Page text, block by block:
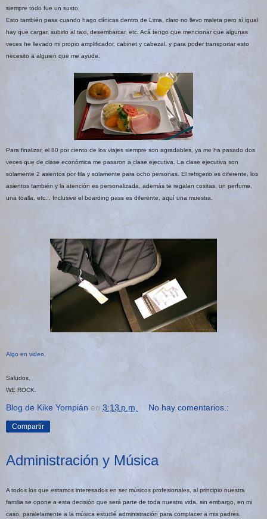
siempre todo fue un susto.
Esto también pasa cuando hago clínicas dentro de Lima, claro no llevo maleta pero sí igual
hay que cargar, subirlo al taxi, desembarcar, etc. Acá tengo que mencionar que algunas
veces he llevado mi propio amplificador, cabinet y cabezal, y para poder transportar esto
necesito a alguien que me ayude.
Para finalizar, el 80 por ciento de los viajes siempre son agradables, ya me ha pasado dos
veces que de clase económica me pasaron a clase ejecutiva. La clase ejecutiva son
solamente 2 asientos por fila y solamente para ocho personas. El refrigerio es diferente, los
asientos también y la atención es personalizada, además te regalan cositas, un perfume,
una toalla, etc... Inclusive el boarding pass es diferente, aquí una muestra.
Algo en video.
Saludos,
WE ROCK.
Blog de Kike Yompián en 3:13 p.m. No hay comentarios.:
Compartir
Administración y Música
A todos los que estamos interesados en ser músicos profesionales, al principio nuestra
familia se opone a esta decisión que será parte de toda nuestra vida, sin embargo, en mi
caso, paralelamente a la música estudié administración para complacer a mis padres.